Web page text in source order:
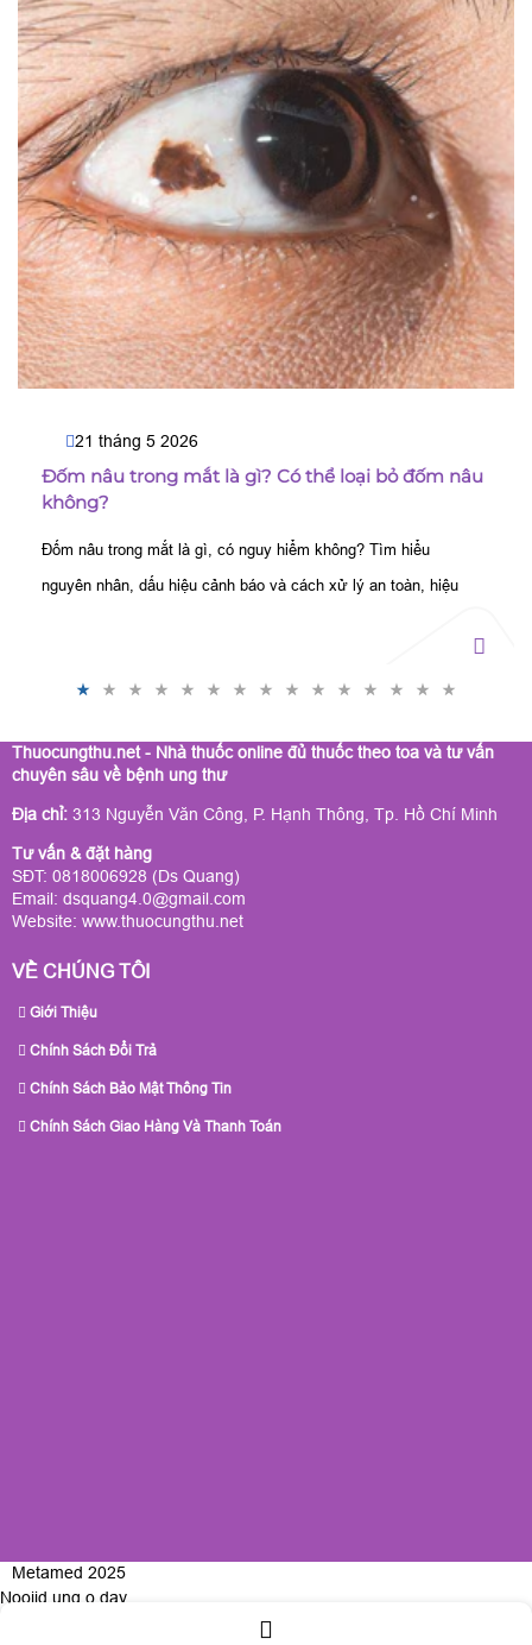
21 tháng 5 2026
Đốm nâu trong mắt là gì? Có thể loại bỏ đốm nâu
không?
Đốm nâu trong mắt là gì, có nguy hiểm không? Tìm hiểu
nguyên nhân, dấu hiệu cảnh báo và cách xử lý an toàn, hiệu
Thuocungthu.net - Nhà thuốc online đủ thuốc theo toa và tư vấn
chuyên sâu về bệnh ung thư
Địa chỉ: 313 Nguyễn Văn Công, P. Hạnh Thông, Tp. Hồ Chí Minh
Tư vấn & đặt hàng
SĐT: 0818006928 (Ds Quang)
Email: dsquang4.0@gmail.com
Website: www.thuocungthu.net
VỀ CHÚNG TÔI
Giới Thiệu
Chính Sách Đổi Trả
Chính Sách Bảo Mật Thông Tin
Chính Sách Giao Hàng Và Thanh Toán
Metamed 2025
Nooijd ung o day